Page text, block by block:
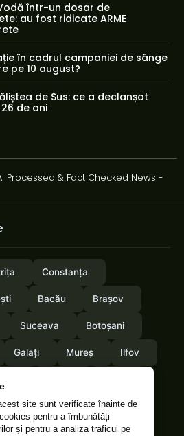
site sunt verificate înainte de
pentru a îmbunătăți
și pentru a analiza traficul pe
într-un dosar de
au fost ridicate ARME
în cadrul campaniei de sânge
pe 10 august?
de Sus: ce a declanșat
de ani
Processed & Fact Checked News -
Constanța
Bacău Brașov
Suceava Botoșani
Galați Mureș Ilfov
Satumare
Calarasi Caras-Severin